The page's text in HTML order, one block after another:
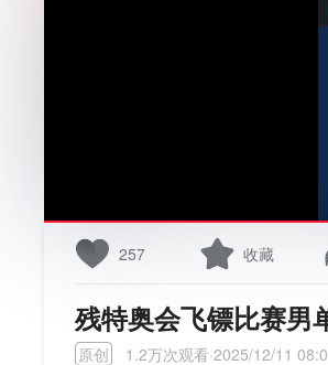
257 收藏
残特奥会飞镖比赛男
原创 1.2万次观看·2025/12/11